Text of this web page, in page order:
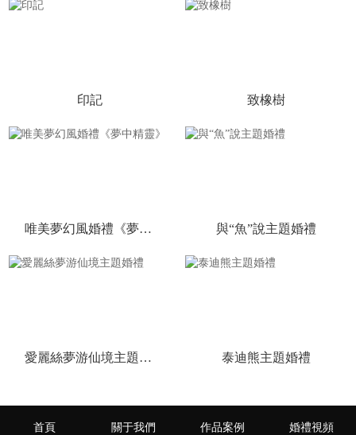
印記 致橡樹
唯美夢幻風婚禮《夢中精靈》 與“魚”說主題婚禮
愛麗絲夢游仙境主題婚禮 泰迪熊主題婚禮
首頁 關于我們 作品案例 婚禮視頻